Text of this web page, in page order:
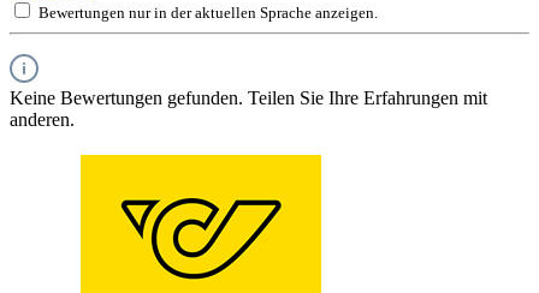
Bewertungen nur in der aktuellen Sprache anzeigen.
Keine Bewertungen gefunden. Teilen Sie Ihre Erfahrungen mit
anderen.